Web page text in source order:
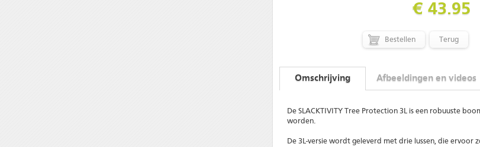
€ 43.95
Terug
Omschrijving Afbeeldingen en videos
De SLACKTIVITY Tree Protection 3L is een robuuste
worden.
De 3L-versie wordt geleverd met drie lussen, die ervoor